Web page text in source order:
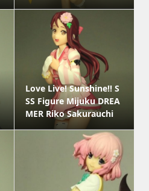
Love Live! Sunshine!! S
SS Figure Mijuku DREA
MER Riko Sakurauchi